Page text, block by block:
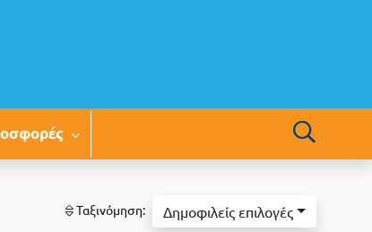
Ταξινόμηση: Δημοφιλείς επιλογές